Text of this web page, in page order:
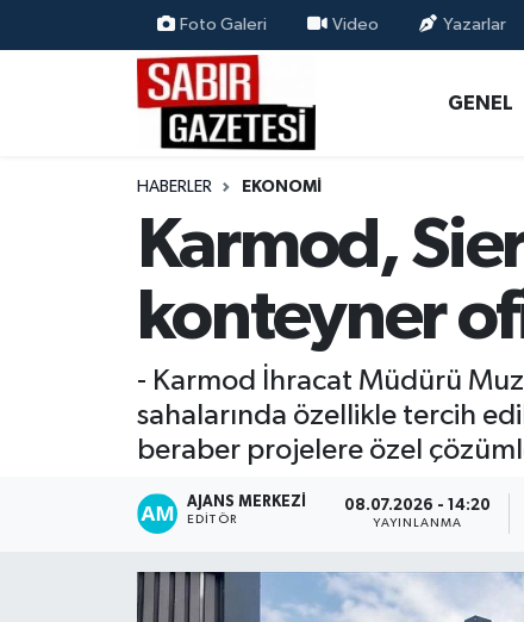
Foto Galeri Video Yazarlar
GENEL
HABERLER EKONOMI
Karmod,
konteyner
- Karmod İhracat Müdürü
sahalarında özellikle tercih
beraber projelere özel
AJANS MERKEZI
EDITÖR
08.07.2026 - 14:20
YAYINLANMA
ÖZEL HABER
MAGAZİN
EKONOMİ
RESMİ İLANLAR
Osmaniye Nöbetçi Eczaneler
Osmaniye Hava Durumu
Süper Lig Puan Durumu ve Fikstür
Tüm Manşetler
Son Dakika Haberleri
Haber Arşivi